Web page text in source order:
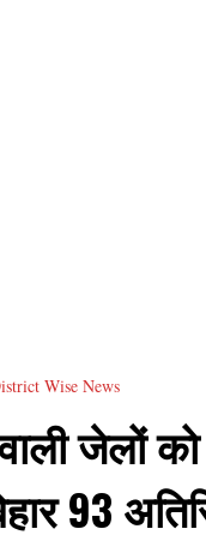
Wise News
जेलों
93